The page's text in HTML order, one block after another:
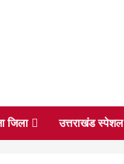
जिला उत्तराखंड स्पेशल